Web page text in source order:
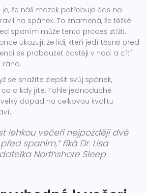
že náš mozek potřebuje čas na
na spánek. To znamená, že těžké
spaním může tento proces ztížit.
ukazují, že lidi, kteří jedí těsně před
se probouzet častěji v noci a cítí
se snažíte zlepšit svůj spánek,
a kdy jíte. Tohle jednoduché
dopad na celkovou kvalitu
lehkou večeři nejpozději dvě
spaním,“ říká Dr. Lisa
Northshore Sleep